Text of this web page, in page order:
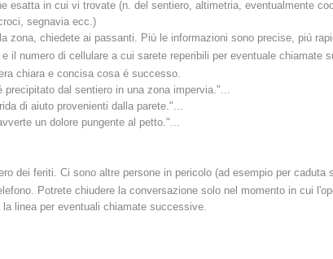
Attuali Rapporti
Appartenenza
esatta in cui vi trovate (n. del sentiero, altimetria, eventualmente
segnavia ecc.)
zona, chiedete ai passanti. Piú le informazioni sono precise, piú
il numero di cellulare a cui sarete reperibili per eventuale chiamate
chiara e concisa cosa é successo.
precipitato dal sentiero in una zona impervia."...
di aiuto provenienti dalla parete."...
un dolore pungente al petto."...
dei feriti. Ci sono altre persone in pericolo (ad esempio per caduta
Potrete chiudere la conversazione solo nel momento in cui
la linea per eventuali chiamate successive.